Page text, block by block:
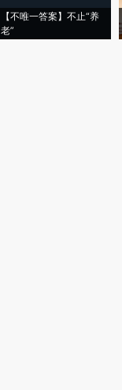
【不唯一答案】不止“养
老”